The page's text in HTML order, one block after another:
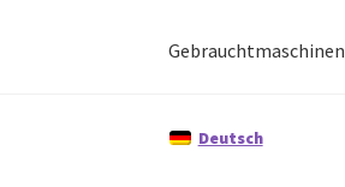
Gebrauchtmaschinen
Deutsch